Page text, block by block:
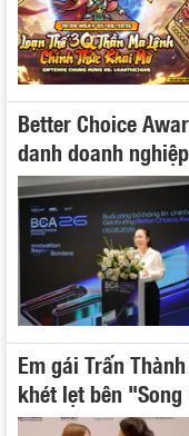
Better Choice
danh doanh
Em gái Trấn
khét lẹt bên